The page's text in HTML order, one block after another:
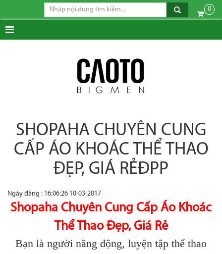
0
SHOPAHA CHUYÊN CUNG
CẤP ÁO KHOÁC THỂ THAO
ĐẸP, GIÁ RẺĐPP
Ngày đăng : 16:06:26 10-03-2017
Shopaha Chuyên Cung Cấp Áo Khoác
Thể Thao Đẹp, Giá Rẻ
Bạn là người năng động, luyện tập thể thao